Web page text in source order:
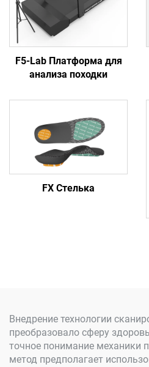
F5-Lab Платформа для
анализа походки
FX Стелька
Внедрение технологии
преобразовало сферу
точное понимание механики
метод предполагает